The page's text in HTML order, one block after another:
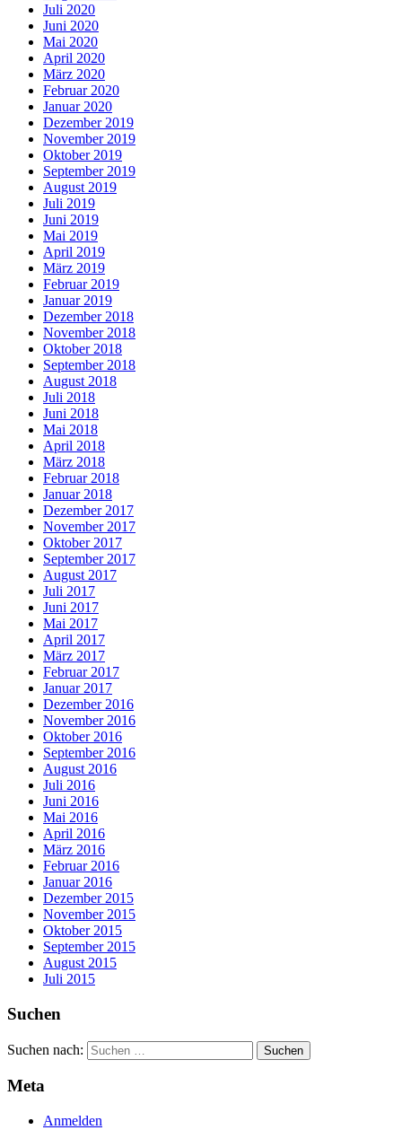
Juli 2020
Juni 2020
Mai 2020
April 2020
März 2020
Februar 2020
Januar 2020
Dezember 2019
November 2019
Oktober 2019
September 2019
August 2019
Juli 2019
Juni 2019
Mai 2019
April 2019
März 2019
Februar 2019
Januar 2019
Dezember 2018
November 2018
Oktober 2018
September 2018
August 2018
Juli 2018
Juni 2018
Mai 2018
April 2018
März 2018
Februar 2018
Januar 2018
Dezember 2017
November 2017
Oktober 2017
September 2017
August 2017
Juli 2017
Juni 2017
Mai 2017
April 2017
März 2017
Februar 2017
Januar 2017
Dezember 2016
November 2016
Oktober 2016
September 2016
August 2016
Juli 2016
Juni 2016
Mai 2016
April 2016
März 2016
Februar 2016
Januar 2016
Dezember 2015
November 2015
Oktober 2015
September 2015
August 2015
Juli 2015
Suchen
Suchen nach:
Meta
Anmelden